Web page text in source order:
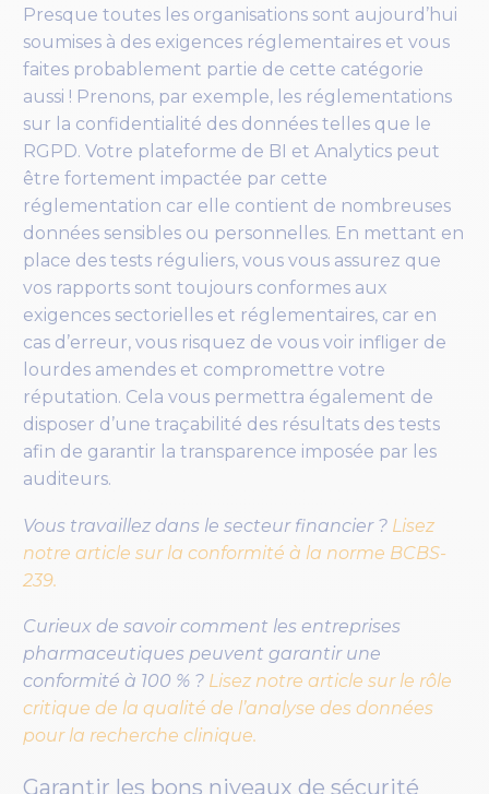
Presque toutes les organisations sont aujourd’hui
soumises à des exigences réglementaires et vous
faites probablement partie de cette catégorie
aussi ! Prenons, par exemple, les réglementations
sur la confidentialité des données telles que le
RGPD. Votre plateforme de BI et Analytics peut
être fortement impactée par cette
réglementation car elle contient de nombreuses
données sensibles ou personnelles. En mettant en
place des tests réguliers, vous vous assurez que
vos rapports sont toujours conformes aux
exigences sectorielles et réglementaires, car en
cas d’erreur, vous risquez de vous voir infliger de
lourdes amendes et compromettre votre
réputation. Cela vous permettra également de
disposer d’une traçabilité des résultats des tests
afin de garantir la transparence imposée par les
auditeurs.
Vous travaillez dans le secteur financier ? Lisez
notre article sur la conformité à la norme BCBS-
239.
Curieux de savoir comment les entreprises
pharmaceutiques peuvent garantir une
conformité à 100 % ? Lisez notre article sur le rôle
critique de la qualité de l’analyse des données
pour la recherche clinique.
Garantir les bons niveaux de sécurité